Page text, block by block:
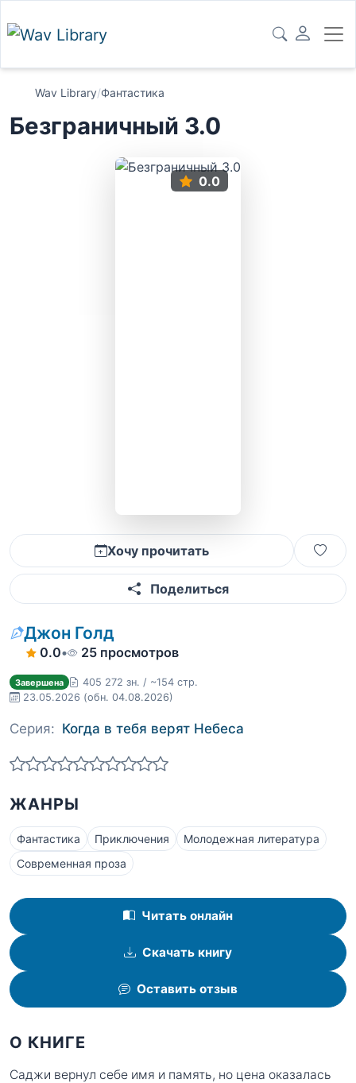
Wav Library/Фантастика
Безграничный 3.0
0.0
Хочу прочитать
Поделиться
Джон Голд
0.0• 25 просмотров
Завершена
405 272 зн. / ~154 стр.
23.05.2026 (обн. 04.08.2026)
Серия: Когда в тебя верят Небеса
ЖАНРЫ
Фантастика Приключения
Молодежная литература
Современная проза
Читать онлайн
Скачать книгу
Оставить отзыв
О КНИГЕ
Саджи вернул себе имя и память, но цена оказалась